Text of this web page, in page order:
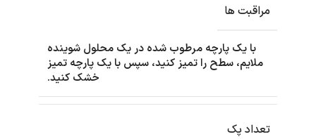
مراقبت ها
با یک پارچه مرطوب شده در یک محلول شوینده
ملایم، سطح را تمیز کنید، سپس با یک پارچه تمیز
خشک کنید.
تعداد پک